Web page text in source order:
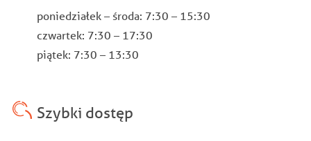
poniedziałek – środa: 7:30 – 15:30
czwartek: 7:30 – 17:30
piątek: 7:30 – 13:30
Szybki dostęp